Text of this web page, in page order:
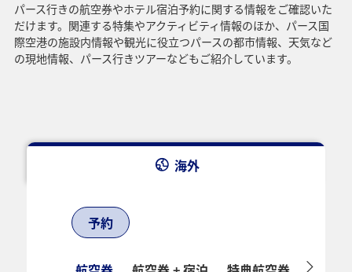
パース行きの航空券やホテル宿泊予約に関する情報をご確認いた
だけます。関連する特集やアクティビティ情報のほか、パース国
際空港の施設内情報や観光に役立つパースの都市情報、天気など
の現地情報、パース行きツアーなどもご紹介しています。
海外
予約